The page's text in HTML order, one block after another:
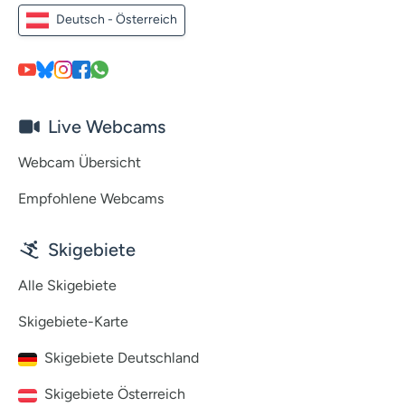
Deutsch - Österreich
Live Webcams
Webcam Übersicht
Empfohlene Webcams
Skigebiete
Alle Skigebiete
Skigebiete-Karte
Skigebiete Deutschland
Skigebiete Österreich